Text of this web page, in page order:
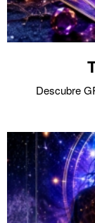
Descubre